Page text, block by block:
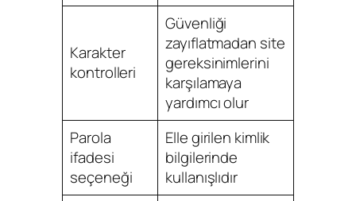
Karakter
kontrolleri
Güvenliği
zayıflatmadan site
gereksinimlerini
karşılamaya
yardımcı olur
Parola
ifadesi
seçeneği
Elle girilen kimlik
bilgilerinde
kullanışlıdır